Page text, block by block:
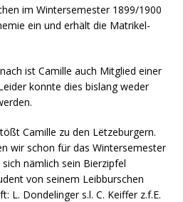
im Wintersemester 1899/1900
ein und erhält die Matrikel-
ist Camille auch Mitglied einer
konnte dies bislang weder
Camille zu den Lëtzeburgern.
wir schon für das Wintersemester
nämlich sein Bierzipfel
von seinem Leibburschen
L. Dondelinger s.l. C. Keiffer z.f.E.